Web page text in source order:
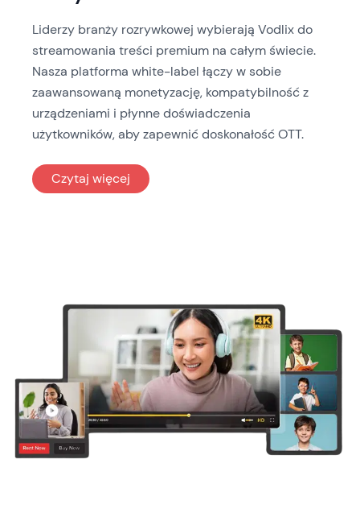
Liderzy branży rozrywkowej wybierają Vodlix do
streamowania treści premium na całym świecie.
Nasza platforma white-label łączy w sobie
zaawansowaną monetyzację, kompatybilność z
urządzeniami i płynne doświadczenia
użytkowników, aby zapewnić doskonałość OTT.
Czytaj więcej : Rozrywka i media